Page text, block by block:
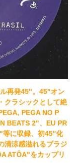
再発45"。45"オン
クラシックとして絶
PEGA NO P
BEATS 2"、EU PR
等に収録、初45"化
清涼感溢れるブラジ
ATÔA"をカップリ